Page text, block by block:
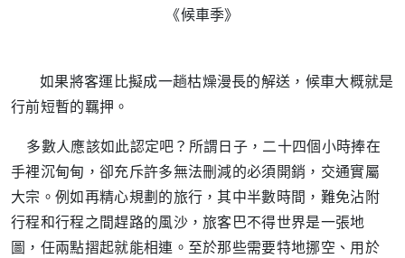
《候車季》
如果將客運比擬成一趟枯燥漫長的解送，候車大概就是
行前短暫的羈押。
多數人應該如此認定吧？所謂日子，二十四個小時捧在
手裡沉甸甸，卻充斥許多無法刪減的必須開銷，交通實屬
大宗。例如再精心規劃的旅行，其中半數時間，難免沾附
行程和行程之間趕路的風沙，旅客巴不得世界是一張地
圖，任兩點摺起就能相連。至於那些需要特地挪空、用於